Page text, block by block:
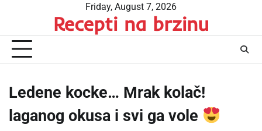
content
Friday, August 7, 2026
Recepti na brzinu
Ledene kocke… Mrak kolač!
laganog okusa i svi ga vole